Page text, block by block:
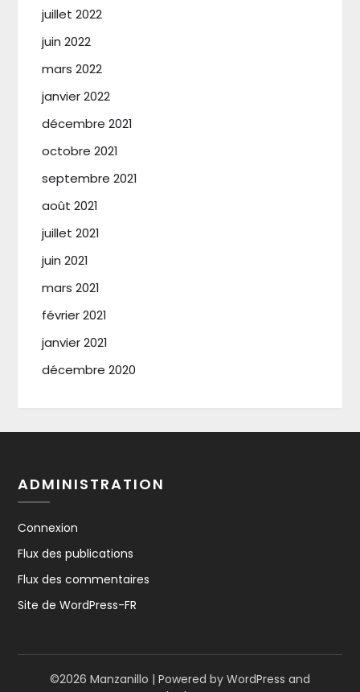
juillet 2022
juin 2022
mars 2022
janvier 2022
décembre 2021
octobre 2021
septembre 2021
août 2021
juillet 2021
juin 2021
mars 2021
février 2021
janvier 2021
décembre 2020
ADMINISTRATION
Connexion
Flux des publications
Flux des commentaires
Site de WordPress-FR
©2026 Manzanillo | Powered by WordPress and